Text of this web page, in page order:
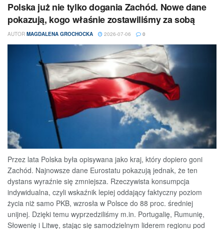
Polska już nie tylko dogania Zachód. Nowe dane
pokazują, kogo właśnie zostawiliśmy za sobą
AUTOR MAGDALENA GROCHOCKA 2026-07-06 0
Przez lata Polska była opisywana jako kraj, który dopiero goni
Zachód. Najnowsze dane Eurostatu pokazują jednak, że ten
dystans wyraźnie się zmniejsza. Rzeczywista konsumpcja
indywidualna, czyli wskaźnik lepiej oddający faktyczny poziom
życia niż samo PKB, wzrosła w Polsce do 88 proc. średniej
unijnej. Dzięki temu wyprzedziliśmy m.in. Portugalię, Rumunię,
Słowenię i Litwę, stając się samodzielnym liderem regionu pod